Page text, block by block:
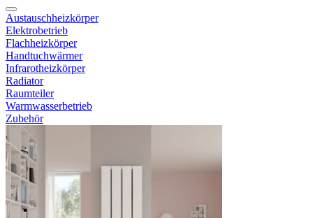
Austauschheizkörper
Elektrobetrieb
Flachheizkörper
Handtuchwärmer
Infrarotheizkörper
Radiator
Raumteiler
Warmwasserbetrieb
Zubehör